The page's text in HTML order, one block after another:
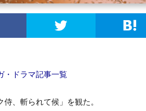
・ドラマ記事一覧
侍、斬られて候」を観た。